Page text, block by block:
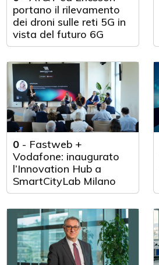
portano il rilevamento
dei droni sulle reti 5G in
vista del futuro 6G
0- Fastweb +
Vodafone: inaugurato
l’Innovation Hub a
SmartCityLab Milano